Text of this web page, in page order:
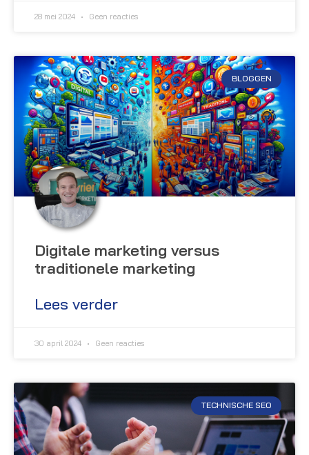
28 mei 2024 Geen reacties
BLOGGEN
Digitale marketing versus
traditionele marketing
Lees verder
30 april 2024 Geen reacties
TECHNISCHE SEO